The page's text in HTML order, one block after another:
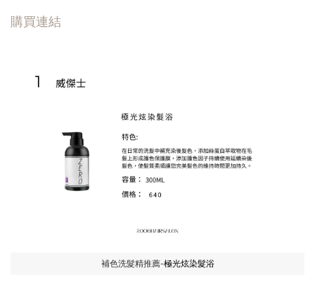
購買連結
補色洗髮精推薦-極光炫染髮浴